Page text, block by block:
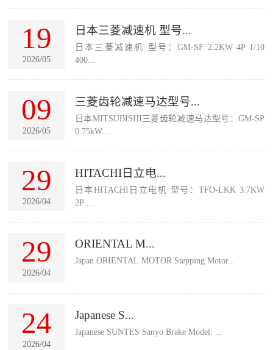
19
2026/05
日本三菱减速机 型号...
日本三菱减速机 型号：GM-SF 2.2KW 4P 1/10
400...
09
2026/05
三菱齿轮减速马达型号...
日本MITSUBISHI三菱齿轮减速马达型号：GM-SP
0.75kW...
29
2026/04
HITACHI日立电...
日本HITACHI日立电机 型号：TFO-LKK 3.7KW
2P ...
29
2026/04
ORIENTAL M...
Japan ORIENTAL MOTOR Stepping Motor...
24
2026/04
Japanese S...
Japanese SUNTES Sanyo Brake Model: ...